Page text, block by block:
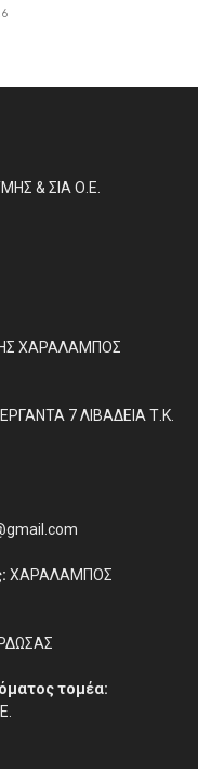
& ΣΙΑ Ο.Ε.
ΧΑΡΑΛΑΜΠΟΣ
7 ΛΙΒΑΔΕΙΑ Τ.Κ.
ΧΑΡΑΛΑΜΠΟΣ
τομέα: